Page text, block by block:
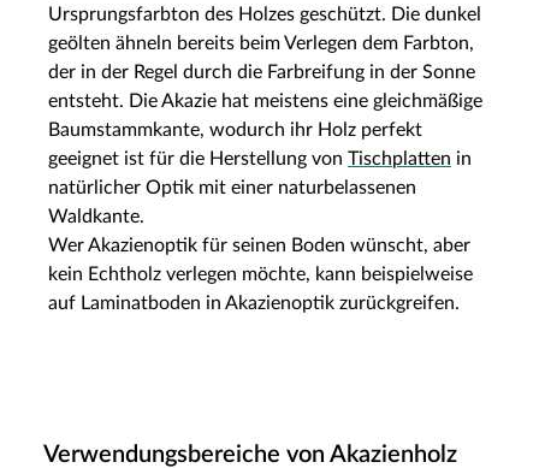
Ursprungsfarbton des Holzes geschützt. Die dunkel
geölten ähneln bereits beim Verlegen dem Farbton,
der in der Regel durch die Farbreifung in der Sonne
entsteht. Die Akazie hat meistens eine gleichmäßige
Baumstammkante, wodurch ihr Holz perfekt
geeignet ist für die Herstellung von Tischplatten in
natürlicher Optik mit einer naturbelassenen
Waldkante.
Wer Akazienoptik für seinen Boden wünscht, aber
kein Echtholz verlegen möchte, kann beispielweise
auf Laminatboden in Akazienoptik zurückgreifen.
Verwendungsbereiche von Akazienholz